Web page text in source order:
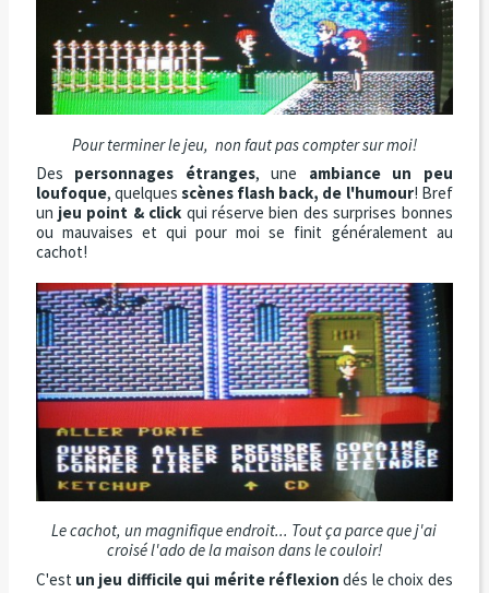
Pour terminer le jeu, non faut pas compter sur moi!
Des personnages étranges, une ambiance un peu
loufoque, quelques scènes flash back, de l'humour! Bref
un jeu point & click qui réserve bien des surprises bonnes
ou mauvaises et qui pour moi se finit généralement au
cachot!
Le cachot, un magnifique endroit... Tout ça parce que j'ai
croisé l'ado de la maison dans le couloir!
C'est un jeu difficile qui mérite réflexion dés le choix des